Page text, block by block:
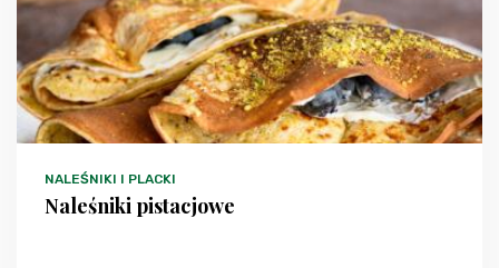
NALEŚNIKI I PLACKI
Naleśniki pistacjowe